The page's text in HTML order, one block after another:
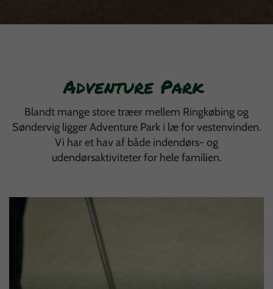
Adventure Park
Blandt mange store træer mellem Ringkøbing og
Søndervig ligger Adventure Park i læ for vestenvinden.
Vi har et hav af både indendørs- og
udendørsaktiviteter for hele familien.